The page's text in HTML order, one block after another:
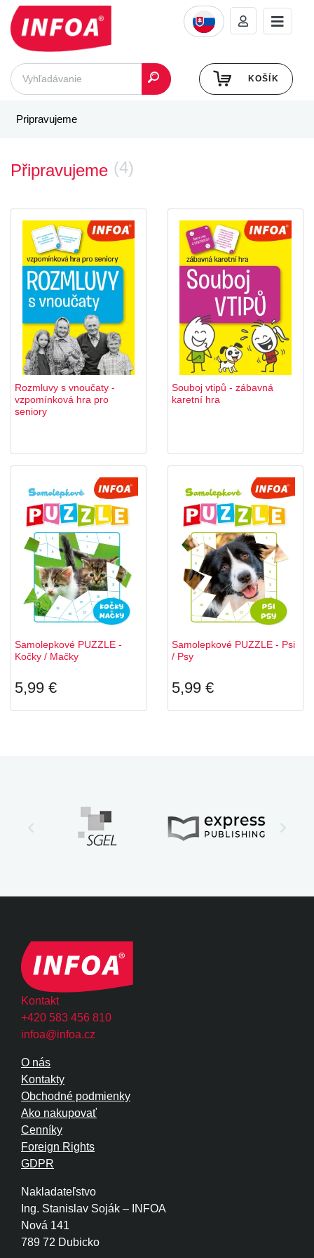
KOŠÍK
Pripravujeme
Připravujeme (4)
Rozmluvy s vnoučaty -
vzpomínková hra pro
seniory
Souboj vtipů - zábavná
karetní hra
Samolepkové PUZZLE -
Kočky / Mačky
5,99 €
Samolepkové PUZZLE - Psi
/ Psy
5,99 €
Kontakt
+420 583 456 810
infoa@infoa.cz
Nakladateľstvo
Ing. Stanislav Soják – INFOA
Nová 141
789 72 Dubicko
O nás
Kontakty
Obchodné podmienky
Ako nakupovať
Cenníky
Foreign Rights
GDPR